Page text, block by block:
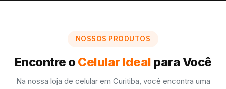
NOSSOS PRODUTOS
Encontre oCelular Ideal para Você
Na nossa loja de celular em Curitiba, você encontra uma